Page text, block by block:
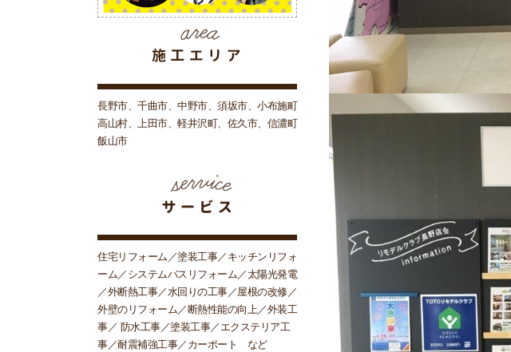
長野市、千曲市、中野市、須坂市、小布施町
高山村、上田市、軽井沢町、佐久市、信濃町
飯山市
住宅リフォーム／塗装工事／キッチンリフォ
ーム／システムバスリフォーム／太陽光発電
／外断熱工事／水回りの工事／屋根の改修／
外壁のリフォーム／断熱性能の向上／外装工
事／ 防水工事／塗装工事／エクステリア工
事／耐震補強工事／カーポート など